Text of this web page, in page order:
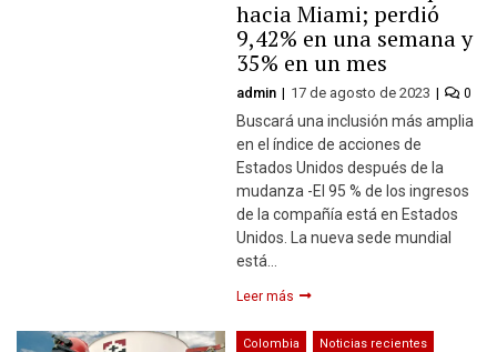
hacia Miami; perdió
9,42% en una semana y
35% en un mes
admin 17 de agosto de 2023 0
Buscará una inclusión más amplia
en el índice de acciones de
Estados Unidos después de la
mudanza -El 95 % de los ingresos
de la compañía está en Estados
Unidos. La nueva sede mundial
está…
Leer más
Colombia Noticias recientes